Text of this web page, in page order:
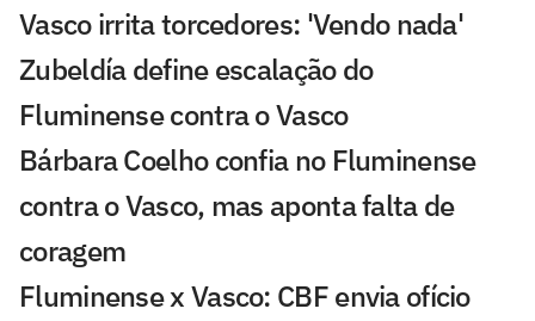
Vasco irrita torcedores: 'Vendo nada'
Zubeldía define escalação do
Fluminense contra o Vasco
Bárbara Coelho confia no Fluminense
contra o Vasco, mas aponta falta de
coragem
Fluminense x Vasco: CBF envia ofício